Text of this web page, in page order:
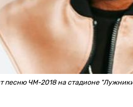
песню ЧМ-2018 на стадионе